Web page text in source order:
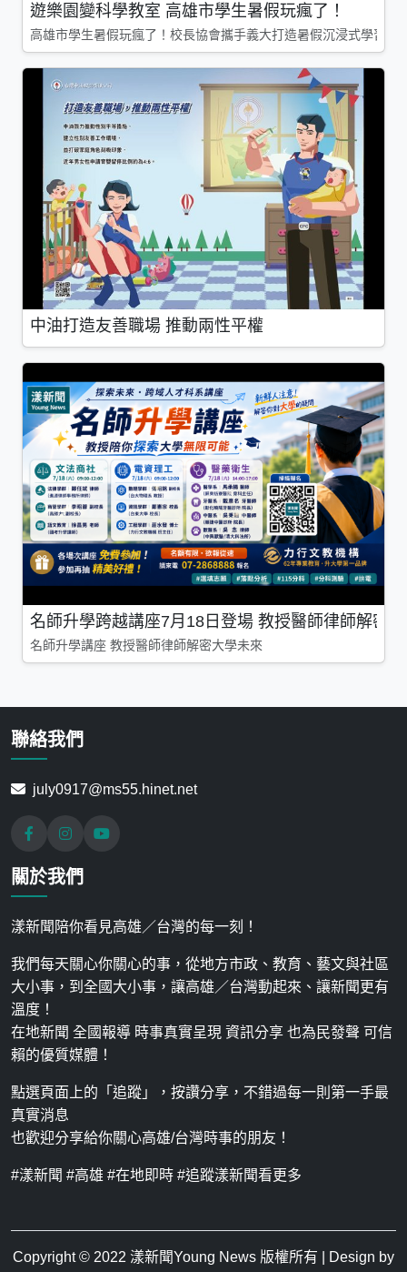
遊樂園變科學教室 高雄市學生暑假玩瘋了！
高雄市學生暑假玩瘋了！校長協會攜手義大打造暑假沉浸式學習基
中油打造友善職場 推動兩性平權
名師升學跨越講座7月18日登場 教授醫師律師解密
名師升學講座 教授醫師律師解密大學未來
聯絡我們
july0917@ms55.hinet.net
關於我們
漾新聞陪你看見高雄／台灣的每一刻！
我們每天關心你關心的事，從地方市政、教育、藝文與社區
大小事，到全國大小事，讓高雄／台灣動起來、讓新聞更有
溫度！
在地新聞 全國報導 時事真實呈現 資訊分享 也為民發聲 可信
賴的優質媒體！
點選頁面上的「追蹤」，按讚分享，不錯過每一則第一手最
真實消息
也歡迎分享給你關心高雄/台灣時事的朋友！
#漾新聞 #高雄 #在地即時 #追蹤漾新聞看更多
Copyright © 2022 漾新聞Young News 版權所有 | Design by